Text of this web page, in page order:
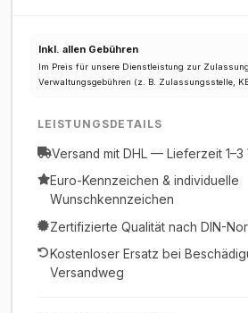
Inkl. allen Gebühren
Im Preis für unsere Dienstleistung zur
Verwaltungsgebühren (z. B. Zulassungsstelle,
LEISTUNGSDETAILS
Versand mit DHL — Lieferzeit 1–3
Euro-Kennzeichen & individuelle
Wunschkennzeichen
Zertifizierte Qualität nach DIN-
Kostenloser Ersatz bei
Versandweg